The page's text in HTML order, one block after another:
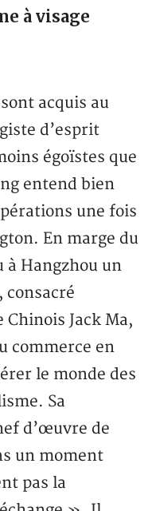
à visage
acquis au
d’esprit
égoïstes que
entend bien
une fois
En marge du
à Hangzhou un
consacré
Chinois Jack Ma,
commerce en
le monde des
Sa
d’œuvre de
un moment
pas la